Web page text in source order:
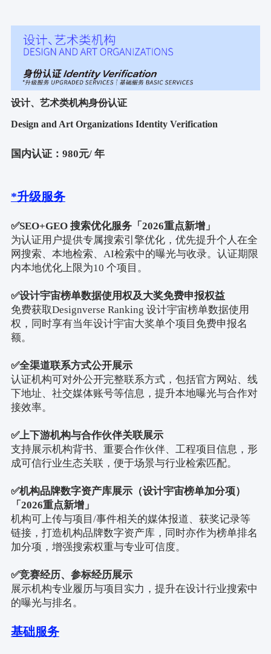
设计、艺术类机构身份认证
Design and Art Organizations Identity Verification
国内认证： 980元/ 年
*升级服务
✅SEO+GEO 搜索优化服务「 2026重点新增」
为认证用户提供专属搜索引擎优化，优先提升个人在全
网搜索、本地检索、 AI检索中的曝光与收录。认证期限
内本地优化上限为10 个项目。
✅设计宇宙榜单数据使用权及大奖免费申报权益
免费获取Designverse Ranking 设计宇宙榜单数据使用
权，同时享有当年设计宇宙大奖单个项目免费申报名
额。
✅全渠道联系方式公开展示
认证机构可对外公开完整联系方式，包括官方网站、线
下地址、社交媒体账号等信息，提升本地曝光与合作对
接效率。
✅上下游机构与合作伙伴关联展示
支持展示机构背书、重要合作伙伴、工程项目信息，形
成可信行业生态关联，便于场景与行业检索匹配。
✅机构品牌数字资产库展示（设计宇宙榜单加分项）
「 2026重点新增」
机构可上传与项目/事件相关的媒体报道、获奖记录等
链接，打造机构品牌数字资产库，同时亦作为榜单排名
加分项，增强搜索权重与专业可信度。
✅竞赛经历、参标经历展示
展示机构专业履历与项目实力，提升在设计行业搜索中
的曝光与排名。
基础服务